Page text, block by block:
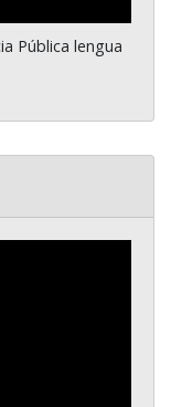
Pública lengua